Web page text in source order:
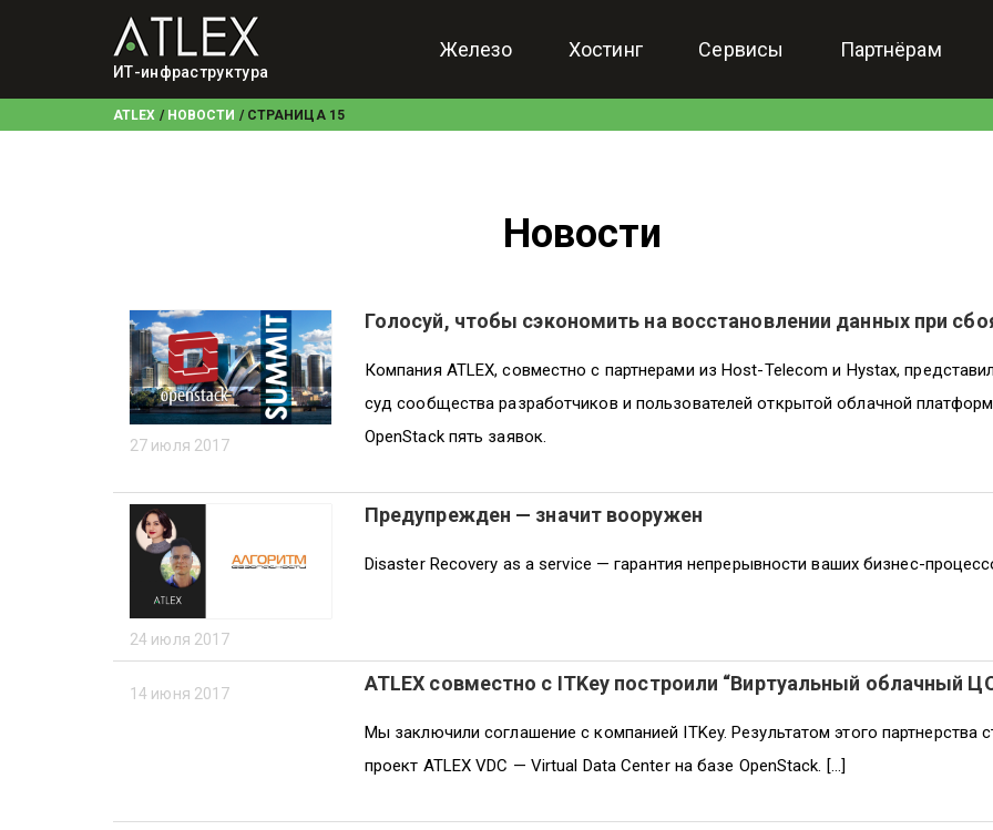
ИТ-инфраструктура
Железо Хостинг Сервисы Партнёрам
ATLEX / НОВОСТИ / СТРАНИЦА 15
Новости
27 июля 2017
Голосуй, чтобы сэкономить на восстановлении данных при
Компания ATLEX, совместно с партнерами из Host-Telecom и Hystax,
суд сообщества разработчиков и пользователей открытой облачной
OpenStack пять заявок.
24 июля 2017
Предупрежден — значит вооружен
Disaster Recovery as a service — гарантия непрерывности ваших бизнес-
14 июня 2017 ATLEX совместно с ITKey построили “Виртуальный облачный
Мы заключили соглашение с компанией ITKey. Результатом этого партнерства
проект ATLEX VDC — Virtual Data Center на базе OpenStack. […]